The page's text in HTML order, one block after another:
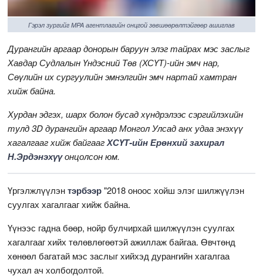
Гэрэл зургийг MPA агентлагийн онцгой зөвшөөрөлтэйгөөр ашиглав
Дурангийн аргаар донорын баруун элэг тайрах мэс заслыг
Хавдар Судлалын Үндэсний Төв (ХСҮТ)-ийн эмч нар,
Сөүлийн их сургуулийн эмнэлгийн эмч нартай хамтран
хийж байна.
Хурдан эдгэх, шарх болон бусад хүндрэлээс сэргийлэхийн
тулд 3D дурангийн аргаар Монгол Улсад анх удаа энэхүү
хагалгааг хийж байгаагХСҮТ-ийн Ерөнхий захирал
Н.Эрдэнэхүүонцолсон юм.
Үргэлжлүүлэнтэрбээр"2018 оноос хойш элэг шилжүүлэн
суулгах хагалгааг хийж байна.
Үүнээс гадна бөөр, нойр булчирхай шилжүүлэн суулгах
хагалгааг хийх төлөвлөгөөтэй ажиллаж байгаа. Өвчтөнд
хөнөөл багатай мэс заслыг хийхэд дурангийн хагалгаа
чухал ач холбогдолтой.